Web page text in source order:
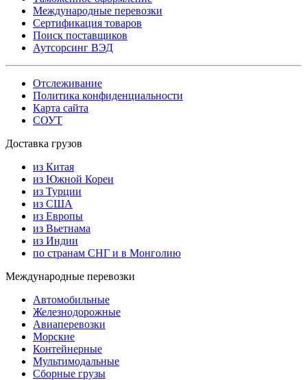
Международные перевозки
Сертификация товаров
Поиск поставщиков
Аутсорсинг ВЭД
Отслеживание
Политика конфиденциальности
Карта сайта
СОУТ
Доставка грузов
из Китая
из Южной Кореи
из Турции
из США
из Европы
из Вьетнама
из Индии
по странам СНГ и в Монголию
Международные перевозки
Автомобильные
Железнодорожные
Авиаперевозки
Морские
Контейнерные
Мультимодальные
Сборные грузы